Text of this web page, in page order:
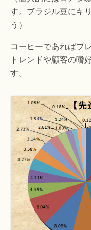
す。ブラジル豆にキ
う）
コーヒーであればブ
トレンドや顧客の嗜
す。